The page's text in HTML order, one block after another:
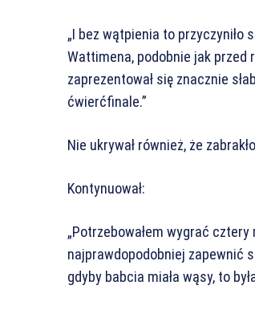
„I bez wątpienia to przyczyniło
Wattimena, podobnie jak przed
zaprezentował się znacznie
ćwierćfinale.”
Nie ukrywał również, że
Kontynuował:
„Potrzebowałem wygrać
najprawdopodobniej zapewnić
gdyby babcia miała wąsy, to